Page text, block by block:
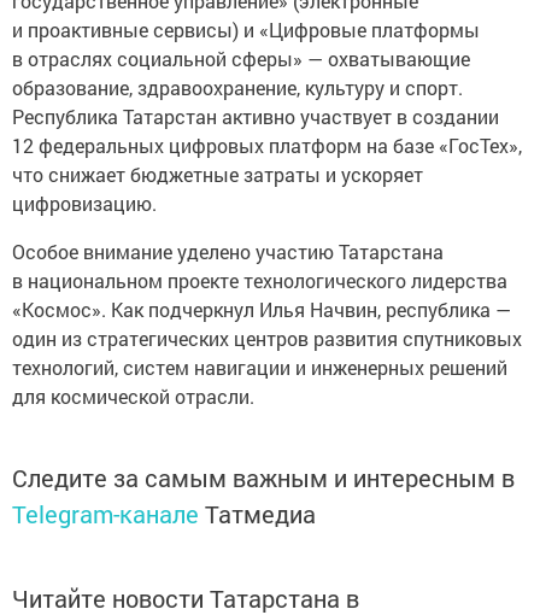
и проактивные сервисы) и «Цифровые платформы
в отраслях социальной сферы» — охватывающие
образование, здравоохранение, культуру и спорт.
Республика Татарстан активно участвует в создании
12 федеральных цифровых платформ на базе «ГосТех»,
что снижает бюджетные затраты и ускоряет
цифровизацию.
Особое внимание уделено участию Татарстана
в национальном проекте технологического лидерства
«Космос». Как подчеркнул Илья Начвин, республика —
один из стратегических центров развития спутниковых
технологий, систем навигации и инженерных решений
для космической отрасли.
Следите за самым важным и интересным в
Telegram-канале Татмедиа
Читайте новости Татарстана в